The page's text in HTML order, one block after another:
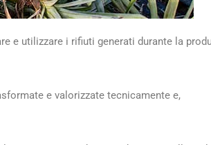
e utilizzare i rifiuti generati durante la
e valorizzate tecnicamente e,